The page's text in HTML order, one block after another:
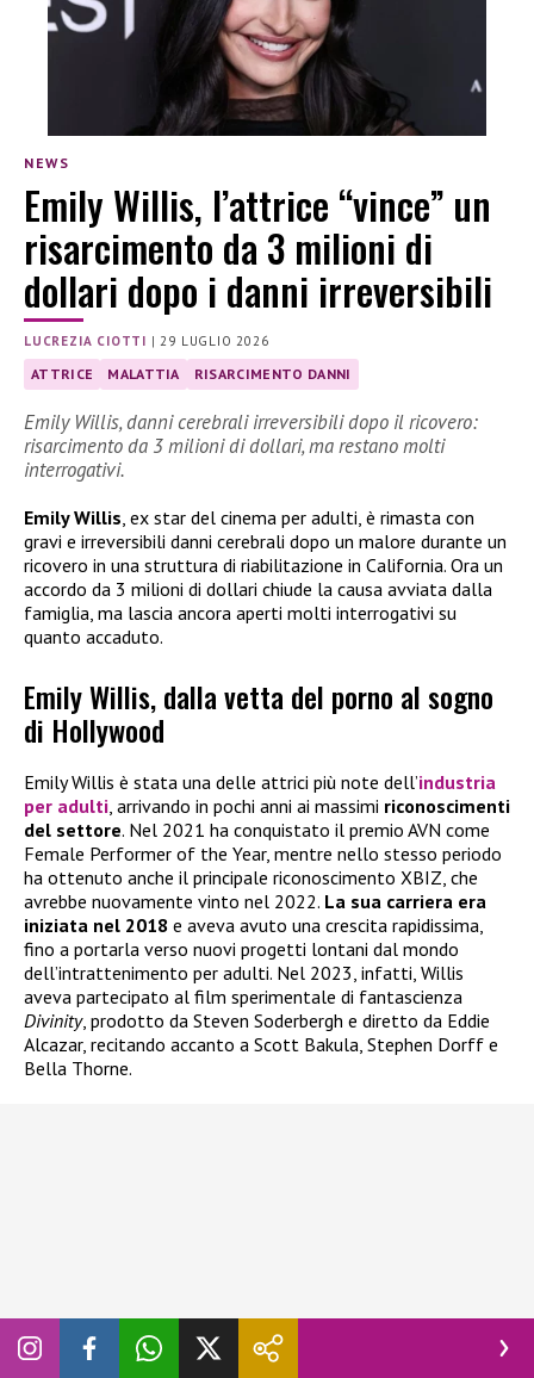
NEWS
Emily Willis, l’attrice “vince” un
risarcimento da 3 milioni di
dollari dopo i danni irreversibili
LUCREZIA CIOTTI |29 LUGLIO 2026
ATTRICE MALATTIA RISARCIMENTO DANNI
Emily Willis, danni cerebrali irreversibili dopo il ricovero:
risarcimento da 3 milioni di dollari, ma restano molti
interrogativi.
Emily Willis , ex star del cinema per adulti, è rimasta con
gravi e irreversibili danni cerebrali dopo un malore durante un
ricovero in una struttura di riabilitazione in California. Ora un
accordo da 3 milioni di dollari chiude la causa avviata dalla
famiglia, ma lascia ancora aperti molti interrogativi su
quanto accaduto.
Emily Willis, dalla vetta del porno al sogno
di Hollywood
Emily Willis è stata una delle attrici più note dell’industria
per adulti, arrivando in pochi anni ai massimi riconoscimenti
del settore. Nel 2021 ha conquistato il premio AVN come
Female Performer of the Year, mentre nello stesso periodo
ha ottenuto anche il principale riconoscimento XBIZ, che
avrebbe nuovamente vinto nel 2022. La sua carriera era
iniziata nel 2018 e aveva avuto una crescita rapidissima,
fino a portarla verso nuovi progetti lontani dal mondo
dell’intrattenimento per adulti. Nel 2023, infatti, Willis
aveva partecipato al film sperimentale di fantascienza
Divinity, prodotto da Steven Soderbergh e diretto da Eddie
Alcazar, recitando accanto a Scott Bakula, Stephen Dorff e
Bella Thorne.